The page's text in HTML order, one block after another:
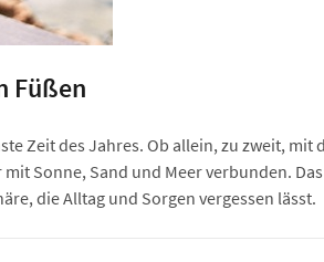
Füßen
Zeit des Jahres. Ob allein, zu zweit,
Sonne, Sand und Meer verbunden.
die Alltag und Sorgen vergessen lässt.